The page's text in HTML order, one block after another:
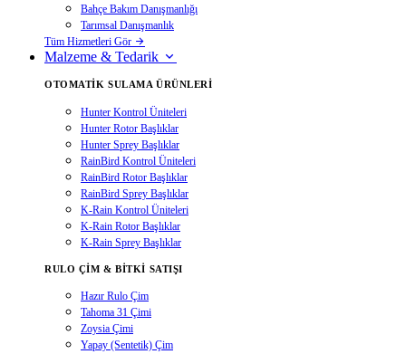
Bahçe Bakım Danışmanlığı
Tarımsal Danışmanlık
Tüm Hizmetleri Gör
Malzeme & Tedarik
OTOMATIK SULAMA ÜRÜNLERI
Hunter Kontrol Üniteleri
Hunter Rotor Başlıklar
Hunter Sprey Başlıklar
RainBird Kontrol Üniteleri
RainBird Rotor Başlıklar
RainBird Sprey Başlıklar
K-Rain Kontrol Üniteleri
K-Rain Rotor Başlıklar
K-Rain Sprey Başlıklar
RULO ÇIM & BITKI SATIŞI
Hazır Rulo Çim
Tahoma 31 Çimi
Zoysia Çimi
Yapay (Sentetik) Çim